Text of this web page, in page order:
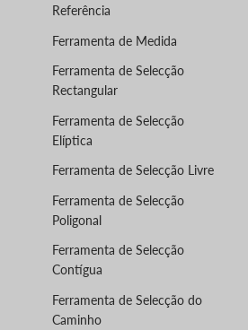
Referência
Ferramenta de Medida
Ferramenta de Selecção
Rectangular
Ferramenta de Selecção
Elíptica
Ferramenta de Selecção Livre
Ferramenta de Selecção
Poligonal
Ferramenta de Selecção
Contígua
Ferramenta de Selecção do
Caminho